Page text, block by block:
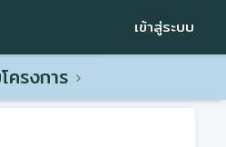
เข้าสู่ระบบ
ครงการ